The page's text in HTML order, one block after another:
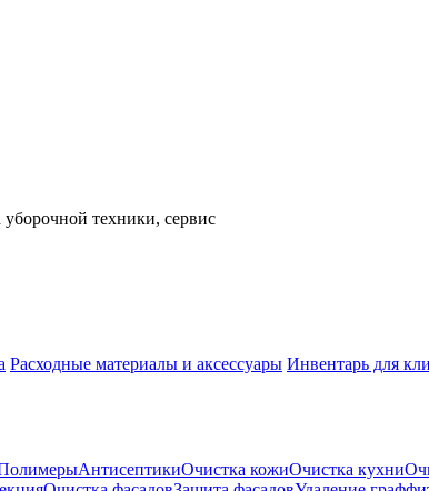
техники, сервис
Расходные материалы и аксессуары Инвентарь для
АнтисептикиОчистка кожиОчистка кухни